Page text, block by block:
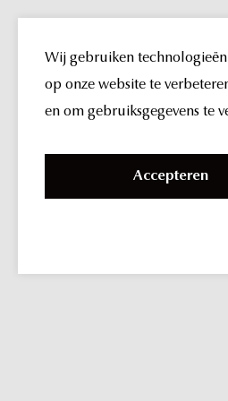
alles
Wij gebruiken
op onze website te
en om gebruiksgegevens te
Accepteren